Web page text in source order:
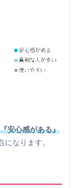
『安心感がある』
になります。